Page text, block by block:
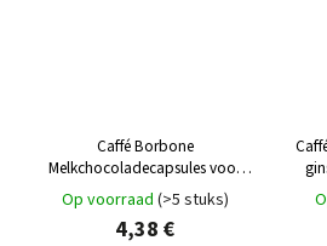
Caffé Borbone
Melkchocoladecapsules voor
Dolce Gusto 16st
Op voorraad (>5 stuks)
4,38 €